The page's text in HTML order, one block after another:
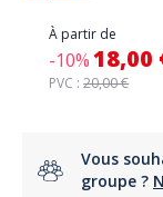
À partir de
-10%18,00
PVC :20,00 €
Vous
groupe ?